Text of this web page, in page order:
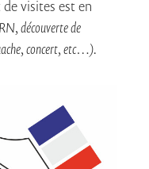
visites est en
découverte de
concert, etc…).